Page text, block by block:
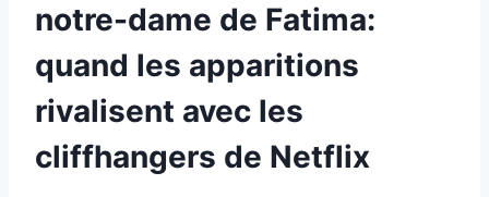
notre-dame de Fatima:
quand les apparitions
rivalisent avec les
cliffhangers de Netflix